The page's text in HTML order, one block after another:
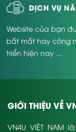
DỊCH VỤ
Website của bạn
bắt mắt hay công
triển hiện nay ...
GIỚI THIỆU VỀ
VN4U VIỆT